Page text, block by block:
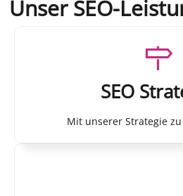
Unser SEO-
SEO
Mit unserer Strategie zu